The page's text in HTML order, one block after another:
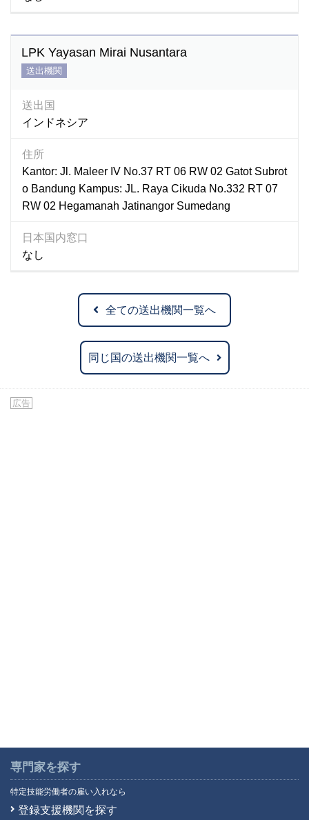
LPK Yayasan Mirai Nusantara
送出機関
送出国
インドネシア
住所
Kantor: Jl. Maleer IV No.37 RT 06 RW 02 Gatot Subrot
o Bandung Kampus: JL. Raya Cikuda No.332 RT 07
RW 02 Hegamanah Jatinangor Sumedang
日本国内窓口
なし
全ての送出機関一覧へ
同じ国の送出機関一覧へ
広告
専門家を探す
特定技能労働者の雇い入れなら
登録支援機関を探す